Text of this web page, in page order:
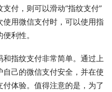
付，则可以滑动“指纹支付”
用微信支付时，可以使用指
利性。
指纹支付非常简单。通过上
己的微信支付安全，并在使
体验。值得注意的是，为了